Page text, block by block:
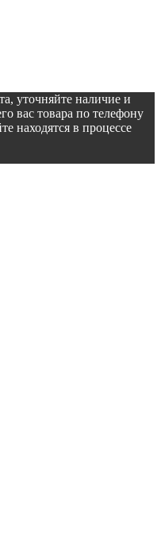
уточняйте наличие и
вас товара по телефону
находятся в процессе